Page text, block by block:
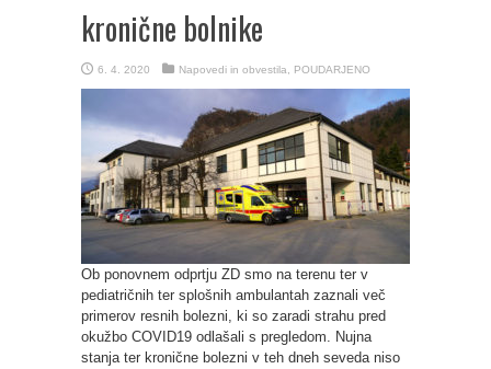
kronične bolnike
6. 4. 2020 Napovedi in obvestila POUDARJENO
Ob ponovnem odprtju ZD smo na terenu ter v
pediatričnih ter splošnih ambulantah zaznali več
primerov resnih bolezni, ki so zaradi strahu pred
okužbo COVID19 odlašali s pregledom. Nujna
stanja ter kronične bolezni v teh dneh seveda niso